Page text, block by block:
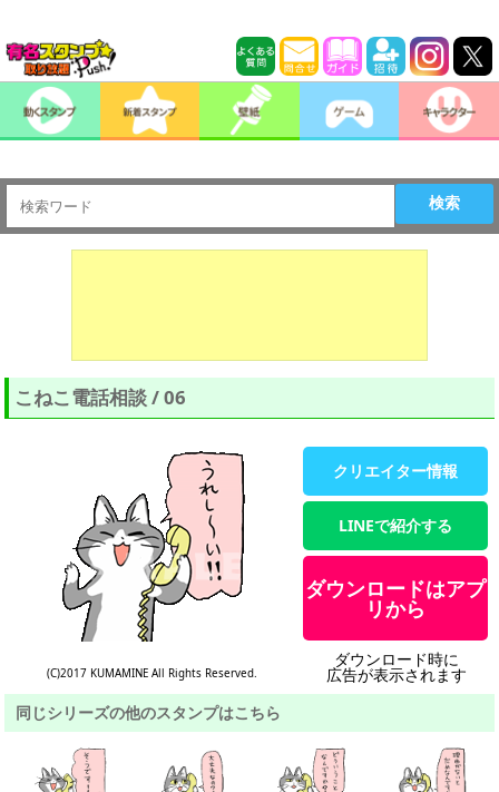
検索
こねこ電話相談 / 06
(C)2017 KUMAMINE All Rights Reserved.
クリエイター情報
LINEで紹介する
ダウンロードはアプ
リから
ダウンロード時に
広告が表示されます
同じシリーズの他のスタンプはこちら